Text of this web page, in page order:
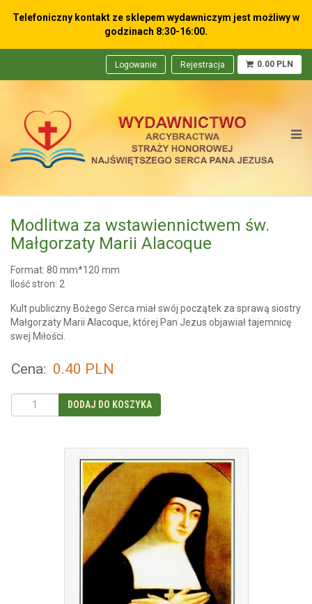
Telefoniczny kontakt ze sklepem wydawniczym jest możliwy w
godzinach 8:30-16:00.
Logowanie Rejestracja 0.00 PLN
Modlitwa za wstawiennictwem św.
Małgorzaty Marii Alacoque
Format: 80 mm*120 mm
Ilość stron: 2
Kult publiczny Bożego Serca miał swój początek za sprawą siostry
Małgorzaty Marii Alacoque, której Pan Jezus objawiał tajemnicę
swej Miłości.
Cena: 0.40 PLN